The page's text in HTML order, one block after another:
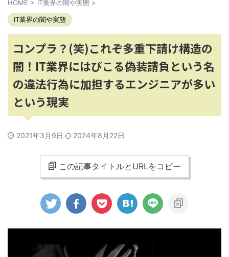
HOME > IT業界の闇や実態 >
IT業界の闇や実態
コンプラ？(笑)これぞ多重下請け構造の
闇！IT業界にはびこる偽装請負という名
の違法行為に加担するエンジニアが多い
という現実
2021年3月9日 2024年8月22日
この記事タイトルとURLをコピー